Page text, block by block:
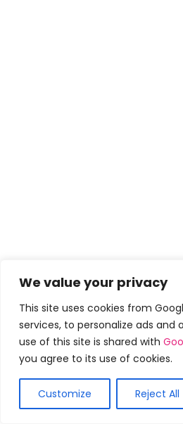
We value your privacy
This site uses cookies from
services, to personalize ads and
use of this site is shared with
you agree to its use of cookies.
Customize Reject All